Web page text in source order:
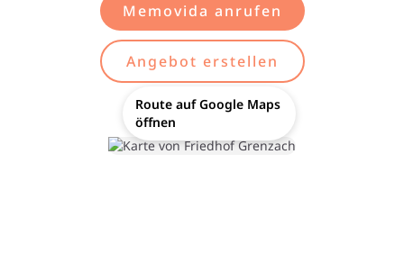
Memovida anrufen
Angebot erstellen
Route auf Google Maps
öffnen